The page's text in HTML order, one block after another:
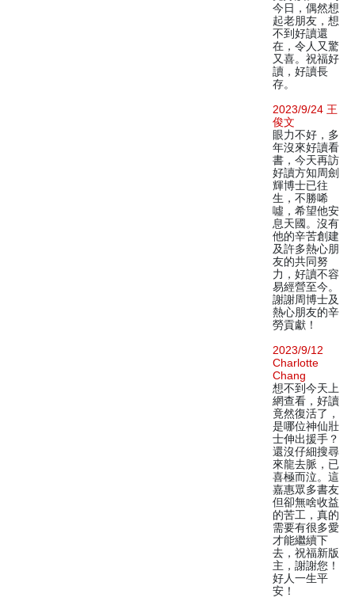
今日，偶然想
起老朋友，想
不到好讀還
在，令人又驚
又喜。祝福好
讀，好讀長
存。
2023/9/24 王
俊文
眼力不好，多
年沒來好讀看
書，今天再訪
好讀方知周劍
輝博士已往
生，不勝唏
噓，希望他安
息天國。沒有
他的辛苦創建
及許多熱心朋
友的共同努
力，好讀不容
易經營至今。
謝謝周博士及
熱心朋友的辛
勞貢獻！
2023/9/12
Charlotte
Chang
想不到今天上
網查看，好讀
竟然復活了，
是哪位神仙壯
士伸出援手？
還沒仔細搜尋
來龍去脈，已
喜極而泣。這
嘉惠眾多書友
但卻無啥收益
的苦工，真的
需要有很多愛
才能繼續下
去，祝福新版
主，謝謝您！
好人一生平
安！